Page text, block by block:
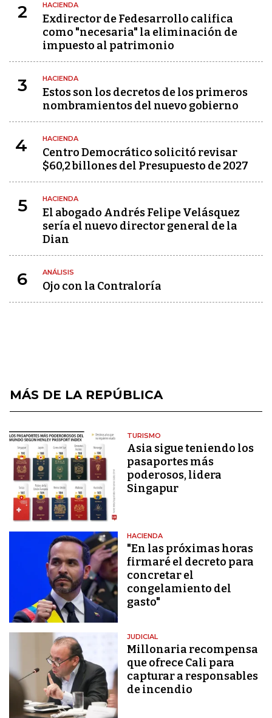
2 HACIENDA
Exdirector de Fedesarrollo califica
como "necesaria" la eliminación de
impuesto al patrimonio
3 HACIENDA
Estos son los decretos de los primeros
nombramientos del nuevo gobierno
4 HACIENDA
Centro Democrático solicitó revisar
$60,2 billones del Presupuesto de 2027
5 HACIENDA
El abogado Andrés Felipe Velásquez
sería el nuevo director general de la
Dian
6 ANÁLISIS
Ojo con la Contraloría
MÁS DE LA REPÚBLICA
TURISMO
Asia sigue teniendo los
pasaportes más
poderosos, lidera
Singapur
HACIENDA
"En las próximas horas
firmaré el decreto para
concretar el
congelamiento del
gasto"
JUDICIAL
Millonaria recompensa
que ofrece Cali para
capturar a responsables
de incendio